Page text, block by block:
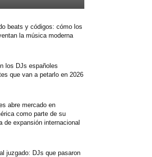
beats y códigos: cómo los
la música moderna
los DJs españoles
que van a petarlo en 2026
abre mercado en
como parte de su
de expansión internacional
juzgado: DJs que pasaron